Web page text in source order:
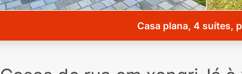
Casa plana, 4 suítes,